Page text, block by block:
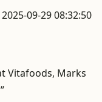
09-29 08:32:50
Vitafoods, Marks